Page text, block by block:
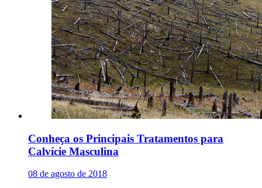
Conheça os Principais Tratamentos para
Calvície Masculina
08 de agosto de 2018